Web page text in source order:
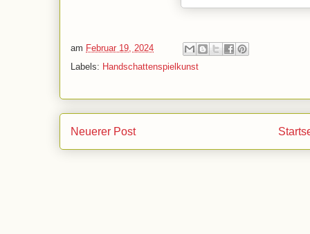
am Februar 19, 2024
Labels: Handschattenspielkunst
Neuerer Post